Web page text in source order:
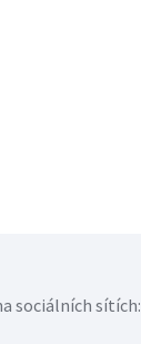
sociálních sítích: